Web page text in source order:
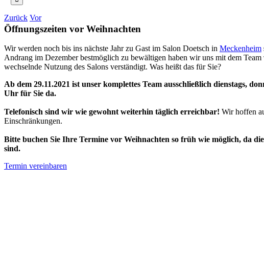
Zurück Vor
Öffnungszeiten vor Weihnachten
Wir werden noch bis ins nächste Jahr zu Gast im Salon Doetsch in Meckenheim
Andrang im Dezember bestmöglich zu bewältigen haben wir uns mit dem
wechselnde Nutzung des Salons verständigt. Was heißt das für Sie?
Ab dem 29.11.2021 ist unser komplettes Team ausschließlich dienstags,
Uhr für Sie da.
Telefonisch sind wir wie gewohnt weiterhin täglich erreichbar! Wir hoffen
Einschränkungen.
Bitte buchen Sie Ihre Termine vor Weihnachten so früh wie möglich, da
sind.
Termin vereinbaren